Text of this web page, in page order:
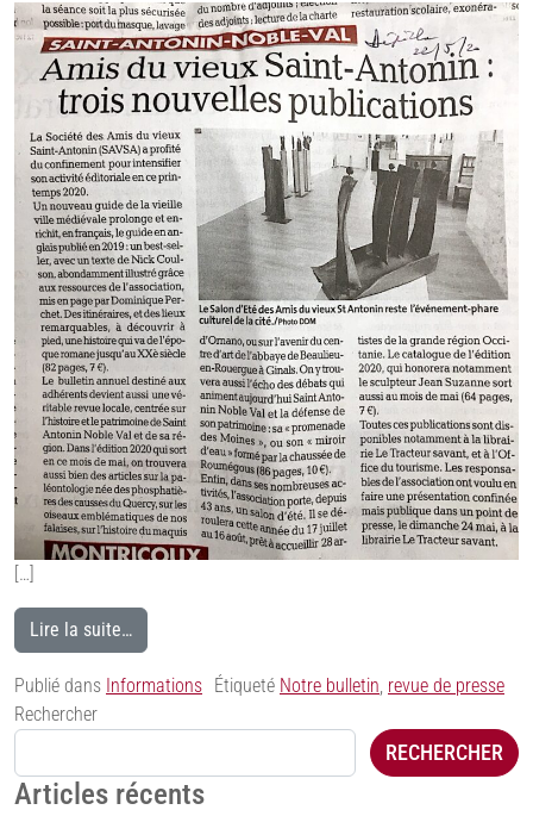
[…]
Lire la suite…
Publié dans Informations Étiqueté Notre bulletin revue de presse
Rechercher
RECHERCHER
Articles récents